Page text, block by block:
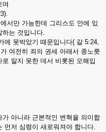
며
서만 가능한데 그리스도 안에 있
하는 것입니다.
에 못박았기 때문입니다( 갈 5:24,
여전히 죄의 권세 아래서 종노릇
알지 못한 데서 비롯된 오해입
아니라 근본적인 변혁을 의미합
먼저 심령이 새로워져야 합니다.